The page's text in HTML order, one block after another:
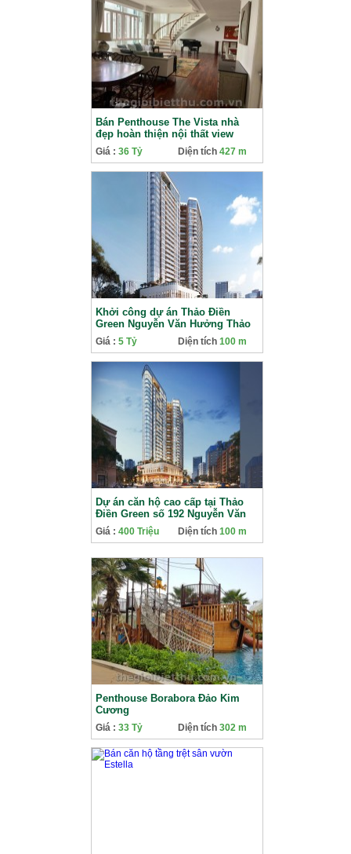
Bán Penthouse The Vista nhà
đẹp hoàn thiện nội thất view
sông và hồ bơi
Giá : 36 Tỷ Diện tích 427 m
Khởi công dự án Thảo Điền
Green Nguyễn Văn Hưởng Thảo
Điền
Giá : 5 Tỷ Diện tích 100 m
Dự án căn hộ cao cấp tại Thảo
Điền Green số 192 Nguyễn Văn
Hưởng
Giá : 400 Triệu Diện tích 100 m
Penthouse Borabora Đảo Kim
Cương
Giá : 33 Tỷ Diện tích 302 m